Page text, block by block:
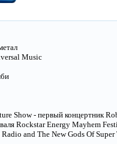
Music
Show - первый концертник
Rockstar Energy Mayhem
and The New Gods Of